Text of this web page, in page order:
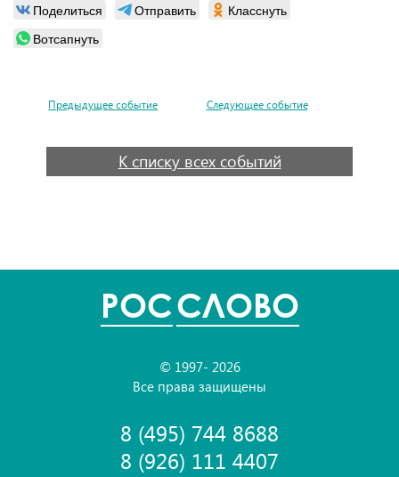
Поделиться Отправить
Класснуть
Вотсапнуть
Предыдущее событие Следующее событие
К списку всех событий
POCСЛОВО
© 1997- 2026
Все права защищены
8 (495) 744 8688
8 (926) 111 4407